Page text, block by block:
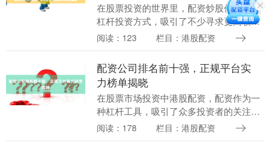
在股票投资的世界里，配资炒股作为一种
杠杆投资方式，吸引了不少寻求更高收益
的投资者。然而港股配资，对于新手而
具，也可能是放大风....
阅读：123 栏目：港股配资
配资公司排名前十强，正规平台实
力榜单揭晓
在股票市场投资中港股配资，配资作为一
种杠杆工具，吸引了众多投资者的关注。
然而，面对市场上众多的配资公司，如何
阅读：178 栏目：港股配资